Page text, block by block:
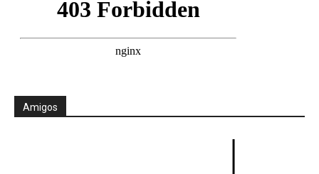
Amigos